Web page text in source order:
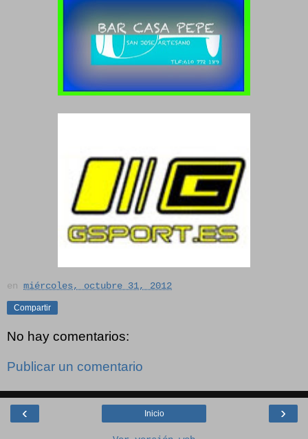
en miércoles, octubre 31, 2012
Compartir
No hay comentarios:
Publicar un comentario
‹ ›
Inicio